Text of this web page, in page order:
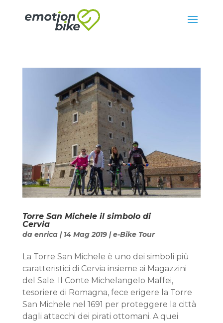
Torre San Michele il simbolo di
Cervia
da enrica| 14 Mag 2019|e-Bike Tour
La Torre San Michele è uno dei simboli più
caratteristici di Cervia insieme ai Magazzini
del Sale. Il Conte Michelangelo Maffei,
tesoriere di Romagna, fece erigere la Torre
San Michele nel 1691 per proteggere la città
dagli attacchi dei pirati ottomani. A quei